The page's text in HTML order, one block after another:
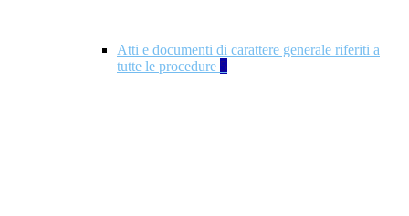
Atti e documenti di carattere generale riferiti a
tutte le procedure 5